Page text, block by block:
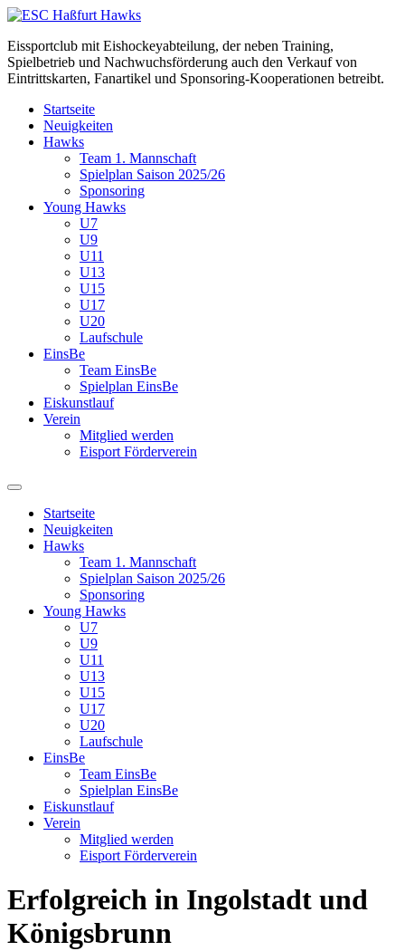
Inhalt
springen
Eissportclub mit Eishockeyabteilung, der neben Training,
Spielbetrieb und Nachwuchsförderung auch den Verkauf von
Eintrittskarten, Fanartikel und Sponsoring-Kooperationen betreibt.
Startseite
Neuigkeiten
Hawks
Team 1. Mannschaft
Spielplan Saison 2025/26
Sponsoring
Young Hawks
U7
U9
U11
U13
U15
U17
U20
Laufschule
EinsBe
Team EinsBe
Spielplan EinsBe
Eiskunstlauf
Verein
Mitglied werden
Eisport Förderverein
Startseite
Neuigkeiten
Hawks
Team 1. Mannschaft
Spielplan Saison 2025/26
Sponsoring
Young Hawks
U7
U9
U11
U13
U15
U17
U20
Laufschule
EinsBe
Team EinsBe
Spielplan EinsBe
Eiskunstlauf
Verein
Mitglied werden
Eisport Förderverein
Erfolgreich in Ingolstadt und
Königsbrunn